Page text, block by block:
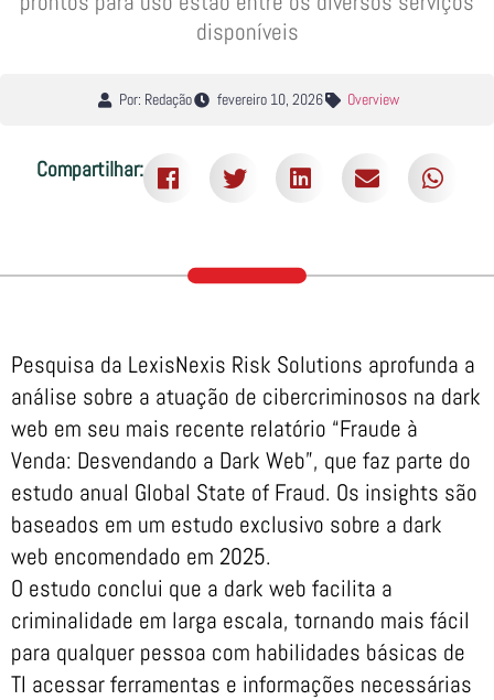
disponíveis
Por: Redação fevereiro 10, 2026 Overview
Compartilhar:
Pesquisa da LexisNexis Risk Solutions aprofunda a
análise sobre a atuação de cibercriminosos na dark
web em seu mais recente relatório “Fraude à
Venda: Desvendando a Dark Web”, que faz parte do
estudo anual Global State of Fraud. Os insights são
baseados em um estudo exclusivo sobre a dark
web encomendado em 2025.
O estudo conclui que a dark web facilita a
criminalidade em larga escala, tornando mais fácil
para qualquer pessoa com habilidades básicas de
TI acessar ferramentas e informações necessárias